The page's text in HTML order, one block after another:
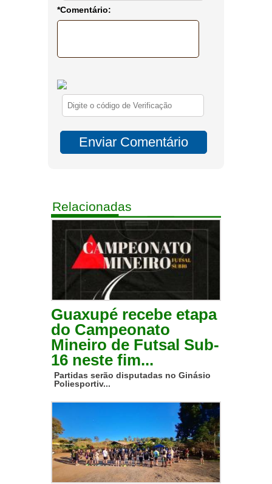
*Comentário:
Relacionadas
Guaxupé recebe etapa
do Campeonato
Mineiro de Futsal Sub-
16 neste fim...
Partidas serão disputadas no Ginásio
Poliesportiv...